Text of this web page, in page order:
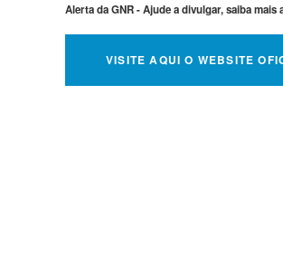
Alerta da GNR - Ajude a divulgar, saiba mais
VISITE AQUI O WEBSITE